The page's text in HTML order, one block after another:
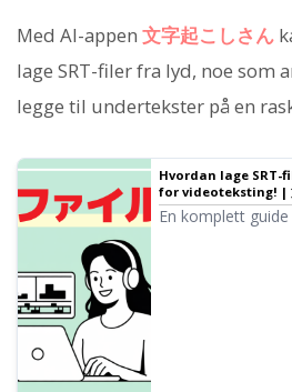
Med AI-appen 文字起こしさん
lage SRT-filer fra lyd, noe som
legge til undertekster på en
Hvordan lage SRT-
for videoteksting! |
En komplett